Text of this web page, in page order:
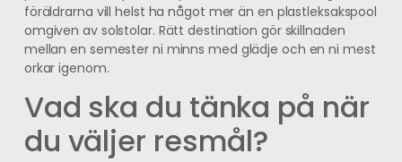
föräldrarna vill helst ha något mer än en plastleksakspool
omgiven av solstolar. Rätt destination gör skillnaden
mellan en semester ni minns med glädje och en ni mest
orkar igenom.
Vad ska du tänka på när
du väljer resmål?